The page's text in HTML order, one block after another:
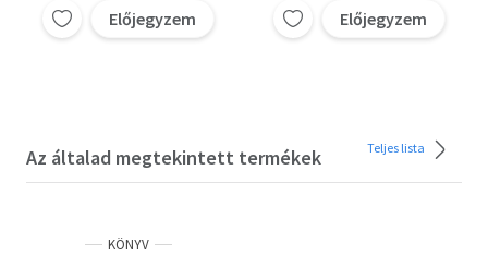
Előjegyzem Előjegyzem
Az általad megtekintett termékek Teljes lista
KÖNYV